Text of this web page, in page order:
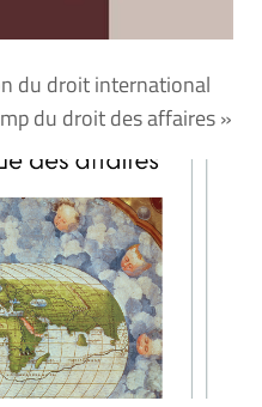
du droit international
du droit des affaires »